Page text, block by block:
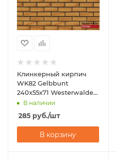
Клинкерный кирпич
WK82 Gelbbunt
240x55x71 Westerwalder
Klinker
В наличии
285 руб./шт
В корзину